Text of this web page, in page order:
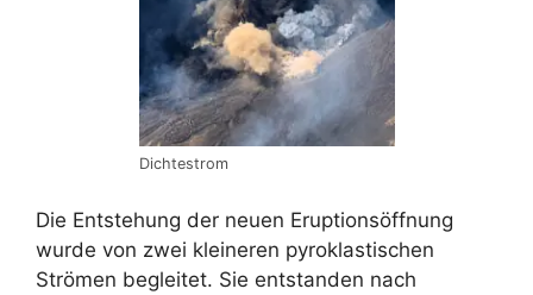
Dichtestrom
Die Entstehung der neuen Eruptionsöffnung
wurde von zwei kleineren pyroklastischen
Strömen begleitet. Sie entstanden nach